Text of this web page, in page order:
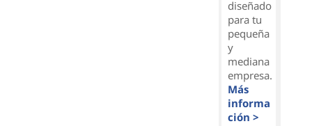
diseñado
para tu
pequeña
y
mediana
empresa.
Más
informa
ción >